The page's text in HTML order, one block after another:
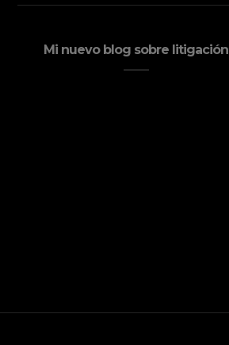
Mi nuevo blog sobre litigación